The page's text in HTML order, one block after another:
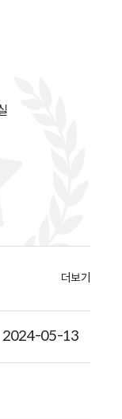
더보기
2024-05-13